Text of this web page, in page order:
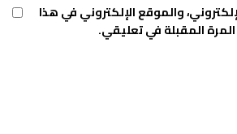
والموقع الإلكتروني في هذا
المقبلة في تعليقي.